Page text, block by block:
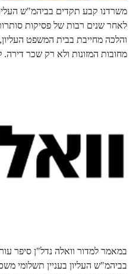
משרדנו קבע תקדים בביהמ"ש
לאחר שנים רבות של פסיקות
והלכה מחייבת בבית המשפט
מחובות המזונות ולא רק שכר
במאמר למדור וואלה נדל"ן סיפר
בביהמ"ש העליון בעניין תשלומי